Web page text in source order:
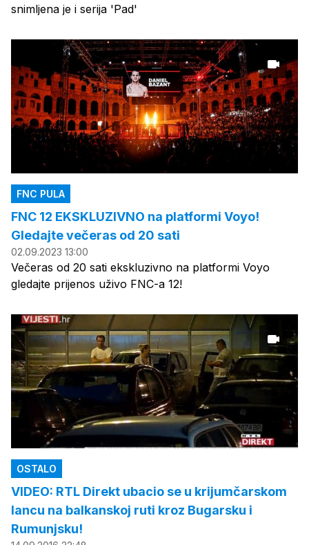
snimljena je i serija 'Pad'
FNC PULA
FNC 12 EKSKLUZIVNO na platformi Voyo!
Gledajte večeras od 20 sati
02.09.2023 13:00
Večeras od 20 sati ekskluzivno na platformi Voyo
gledajte prijenos uživo FNC-a 12!
OSTALO
VIDEO: RTL Direkt ubacio se u krijumčarskom
lancu na balkanskoj ruti kroz Bugarsku i
Rumunjsku!